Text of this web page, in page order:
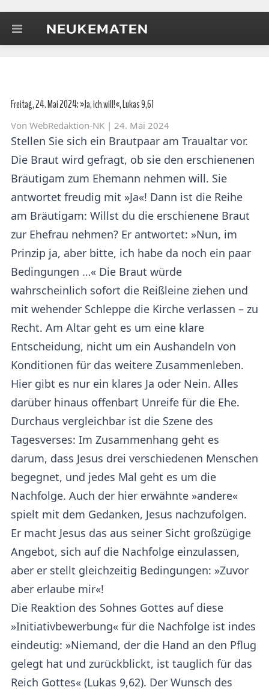
Freitag, 24. Mai 2024: »Ja, ich will!«, Lukas 9,61
Von WebRedaktion-NK | 24. Mai 2024
Stellen Sie sich ein Brautpaar am Traualtar vor.
Die Braut wird gefragt, ob sie den erschienenen
Bräutigam zum Ehemann nehmen will. Sie
antwortet freudig mit »Ja«! Dann ist die Reihe
am Bräutigam: Willst du die erschienene Braut
zur Ehefrau nehmen? Er antwortet: »Nun, im
Prinzip ja, aber bitte, ich habe da noch ein paar
Bedingungen …« Die Braut würde
wahrscheinlich sofort die Reißleine ziehen und
mit wehender Schleppe die Kirche verlassen – zu
Recht. Am Altar geht es um eine klare
Entscheidung, nicht um ein Aushandeln von
Konditionen für das weitere Zusammenleben.
Hier gibt es nur ein klares Ja oder Nein. Alles
darüber hinaus offenbart Unreife für die Ehe.
Durchaus vergleichbar ist die Szene des
Tagesverses: Im Zusammenhang geht es
darum, dass Jesus drei verschiedenen Menschen
begegnet, und jedes Mal geht es um die
Nachfolge. Auch der hier erwähnte »andere«
spielt mit dem Gedanken, Jesus nachzufolgen.
Er macht Jesus das aus seiner Sicht großzügige
Angebot, sich auf die Nachfolge einzulassen,
aber er stellt gleichzeitig Bedingungen: »Zuvor
aber erlaube mir«!
Die Reaktion des Sohnes Gottes auf diese
»Initiativbewerbung« für die Nachfolge ist indes
eindeutig: »Niemand, der die Hand an den Pflug
gelegt hat und zurückblickt, ist tauglich für das
Reich Gottes« (Lukas 9,62). Der Wunsch des